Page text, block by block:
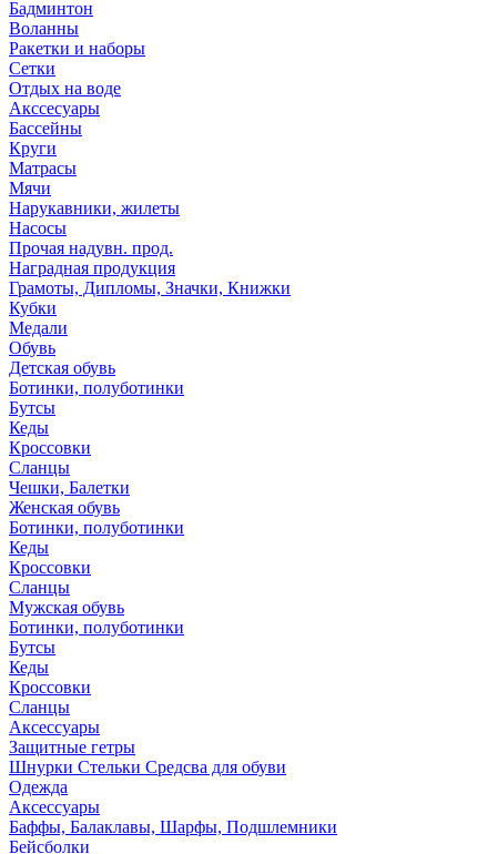
Бадминтон
Воланны
Ракетки и наборы
Сетки
Отдых на воде
Акссесуары
Бассейны
Круги
Матрасы
Мячи
Нарукавники, жилеты
Насосы
Прочая надувн. прод.
Наградная продукция
Грамоты, Дипломы, Значки, Книжки
Кубки
Медали
Обувь
Детская обувь
Ботинки, полуботинки
Бутсы
Кеды
Кроссовки
Сланцы
Чешки, Балетки
Женская обувь
Ботинки, полуботинки
Кеды
Кроссовки
Сланцы
Мужская обувь
Ботинки, полуботинки
Бутсы
Кеды
Кроссовки
Сланцы
Аксессуары
Защитные гетры
Шнурки Стельки Средсва для обуви
Одежда
Аксессуары
Баффы, Балаклавы, Шарфы, Подшлемники
Бейсболки